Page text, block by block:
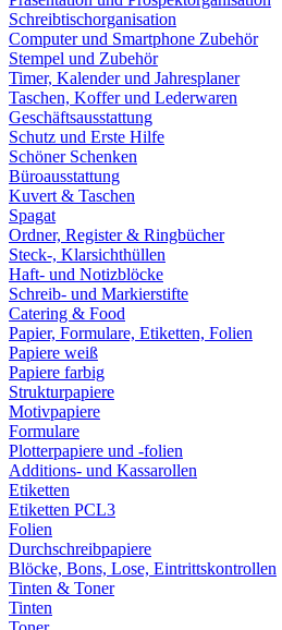
Schreibtischorganisation
Computer und Smartphone Zubehör
Stempel und Zubehör
Timer, Kalender und Jahresplaner
Taschen, Koffer und Lederwaren
Geschäftsausstattung
Schutz und Erste Hilfe
Schöner Schenken
Büroausstattung
Kuvert & Taschen
Spagat
Ordner, Register & Ringbücher
Steck-, Klarsichthüllen
Haft- und Notizblöcke
Schreib- und Markierstifte
Catering & Food
Papier, Formulare, Etiketten, Folien
Papiere weiß
Papiere farbig
Strukturpapiere
Motivpapiere
Formulare
Plotterpapiere und -folien
Additions- und Kassarollen
Etiketten
Etiketten PCL3
Folien
Durchschreibpapiere
Blöcke, Bons, Lose, Eintrittskontrollen
Tinten & Toner
Tinten